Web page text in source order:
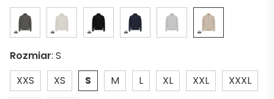
Rozmiar: S
XXS
XS S M L XL XXL
XXXL